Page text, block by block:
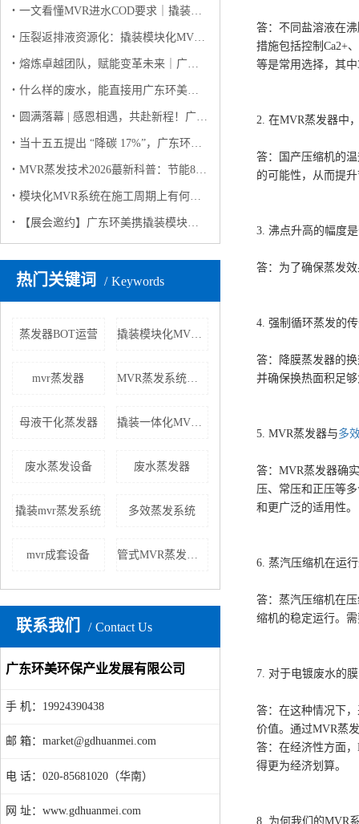
一文看懂MVR进水COD要求｜撬装模块化MVR高有机废水稳定运行解决方案
压裂返排液资源化：撬装模块化MVR如何实现 “废水变资源”？
熔炼卓越团队，赋能变革未来｜广东环美英西峰林两日团建纪实
什么样的废水，能直接用广东环美撬装模块化 MVR蒸发系统？（客户高频问答版）
圆满落幕 | 感恩相遇，共赴新程！广东环美上海环博会之行完美收官
当十五五提出 “降碳 17%”，广东环美用撬装模块化MVR蒸发系统给出工业废水 “零碳” 解决方案
MVR蒸发技术2026蕞新科普：节能80%+，工业零排放的“隐形功臣”
模块化MVR系统在施工周期上有何优势？
【展会邀约】广东环美携撬装模块化 MVR 蒸发系统亮相 2026 上海环博会，诚邀莅临！
热门关键词 Keywords
蒸发器BOT运营 撬装模块化MVR蒸发器
mvr蒸发器 MVR蒸发系统租赁
母液干化蒸发器 撬装一体化MVR设备厂家
废水蒸发设备 废水蒸发器
撬装mvr蒸发系统 多效蒸发系统
mvr成套设备 管式MVR蒸发器厂家
联系我们 Contact Us
广东环美环保产业发展有限公司
手 机：19924390438
邮 箱：market@gdhuanmei.com
电 话：020-85681020（华南）
网 址：www.gdhuanmei.com
答：不同盐溶液在
措施包括控制Ca2+
等是常用选择，其
2. 在MVR蒸发器中
答：国产压缩机的
的可能性，从而提
3. 沸点升高的幅度
答：为了确保蒸发
4. 强制循环蒸发的
答：降膜蒸发器的
并确保换热面积足
5. MVR蒸发器与多
答：MVR蒸发器确
压、常压和正压等
和更广泛的适用性。
6. 蒸汽压缩机在运
答：蒸汽压缩机在
缩机的稳定运行。
7. 对于电镀废水的
答：在这种情况下
价值。通过MVR蒸
答：在经济性方面
得更为经济划算。
8. 为何我们的MVR